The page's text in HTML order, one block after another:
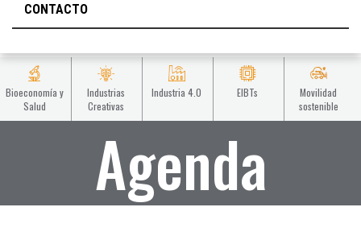
CONTACTO
Bioeconomía y
Salud
Industrias
Creativas
Industria 4.0 EIBTs
Movilidad
sostenible
Agenda